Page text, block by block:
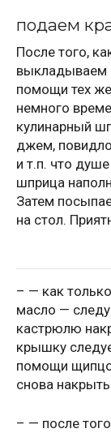
подаем
После того,
выкладываем
помощи тех
немного
кулинарный
джем,
и т.п. что
шприца
Затем
на стол.
– — как
масло —
кастрюлю
крышку
помощи
снова
– — после